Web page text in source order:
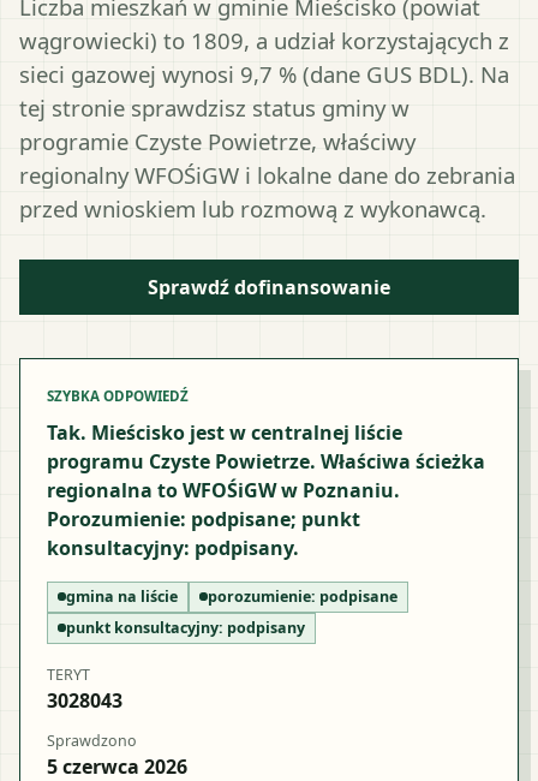
Liczba mieszkań w gminie Mieścisko (powiat
wągrowiecki) to 1809, a udział korzystających z
sieci gazowej wynosi 9,7 % (dane GUS BDL). Na
tej stronie sprawdzisz status gminy w
programie Czyste Powietrze, właściwy
regionalny WFOŚiGW i lokalne dane do zebrania
przed wnioskiem lub rozmową z wykonawcą.
Sprawdź dofinansowanie
SZYBKA ODPOWIEDŹ
Tak. Mieścisko jest w centralnej liście
programu Czyste Powietrze. Właściwa ścieżka
regionalna to WFOŚiGW w Poznaniu.
Porozumienie: podpisane; punkt
konsultacyjny: podpisany.
gmina na liście porozumienie: podpisane
punkt konsultacyjny: podpisany
TERYT
3028043
Sprawdzono
5 czerwca 2026